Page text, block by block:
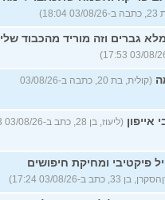
גברים וזה מוריד מהכבוד שלי
(קולית, בת 20, כתבה ב-03/08/26
אייפון (ליעוז, בן 28, כתב ב-03/08/26 17:33)
פיקטיבי ומחיקת חיפושים
33, כתב ב-03/08/26 17:24)